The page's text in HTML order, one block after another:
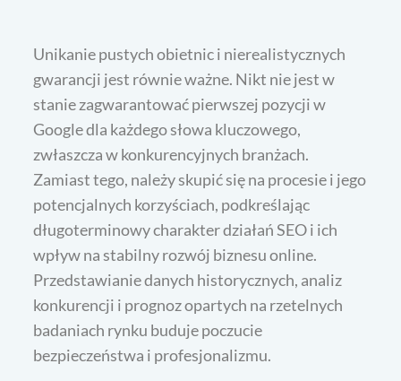
Unikanie pustych obietnic i nierealistycznych
gwarancji jest równie ważne. Nikt nie jest w
stanie zagwarantować pierwszej pozycji w
Google dla każdego słowa kluczowego,
zwłaszcza w konkurencyjnych branżach.
Zamiast tego, należy skupić się na procesie i jego
potencjalnych korzyściach, podkreślając
długoterminowy charakter działań SEO i ich
wpływ na stabilny rozwój biznesu online.
Przedstawianie danych historycznych, analiz
konkurencji i prognoz opartych na rzetelnych
badaniach rynku buduje poczucie
bezpieczeństwa i profesjonalizmu.